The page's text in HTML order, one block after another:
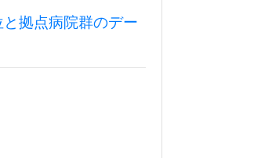
拠点病院群のデー